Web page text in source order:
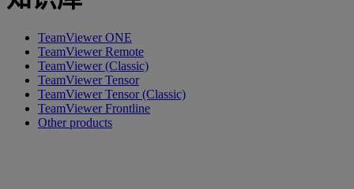
TeamViewer ONE
TeamViewer Remote
TeamViewer (Classic)
TeamViewer Tensor
TeamViewer Tensor (Classic)
TeamViewer Frontline
Other products